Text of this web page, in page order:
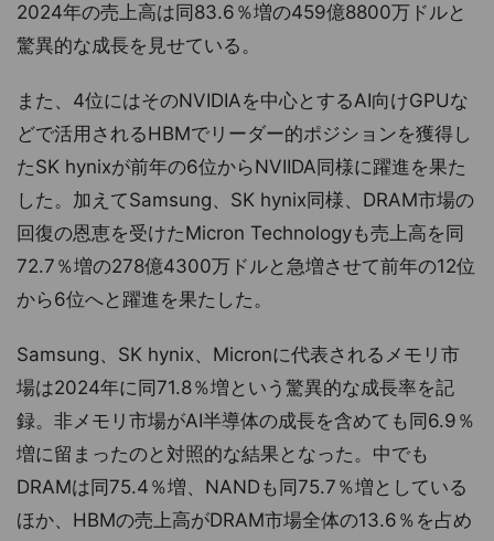
2024年の売上高は同83.6％増の459億8800万ドルと
驚異的な成長を見せている。
また、4位にはそのNVIDIAを中心とするAI向けGPUな
どで活用されるHBMでリーダー的ポジションを獲得し
たSK hynixが前年の6位からNVIIDA同様に躍進を果た
した。加えてSamsung、SK hynix同様、DRAM市場の
回復の恩恵を受けたMicron Technologyも売上高を同
72.7％増の278億4300万ドルと急増させて前年の12位
から6位へと躍進を果たした。
Samsung、SK hynix、Micronに代表されるメモリ市
場は2024年に同71.8％増という驚異的な成長率を記
録。非メモリ市場がAI半導体の成長を含めても同6.9％
増に留まったのと対照的な結果となった。中でも
DRAMは同75.4％増、NANDも同75.7％増としている
ほか、HBMの売上高がDRAM市場全体の13.6％を占め